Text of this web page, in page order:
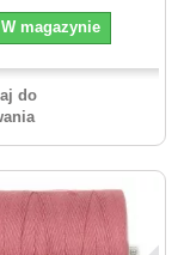
W magazynie
do